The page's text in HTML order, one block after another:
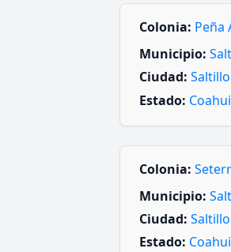
Colonia: Peña
Municipio:
Ciudad: Saltillo
Estado:
Colonia:
Municipio:
Ciudad: Saltillo
Estado: